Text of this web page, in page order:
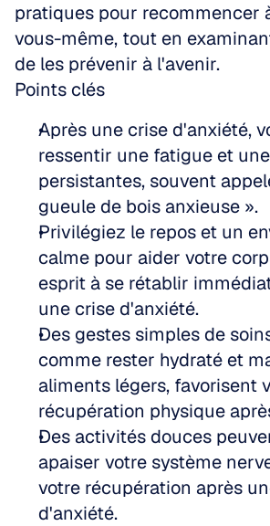
pratiques pour recommencer
vous-même, tout en
de les prévenir à l'avenir.
Points clés
Après une crise d'anxiété,
ressentir une fatigue et
persistantes, souvent
gueule de bois anxieuse ».
Privilégiez le repos et un
calme pour aider votre
esprit à se rétablir
une crise d'anxiété.
Des gestes simples de
comme rester hydraté et
aliments légers, favorisent
récupération physique
Des activités douces
apaiser votre système
votre récupération après
d'anxiété.